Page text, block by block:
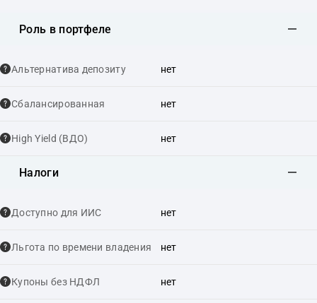
Роль в портфеле
Альтернатива депозиту нет
Сбалансированная нет
High Yield (ВДО) нет
Налоги
Доступно для ИИС нет
Льгота по времени владения нет
Купоны без НДФЛ нет